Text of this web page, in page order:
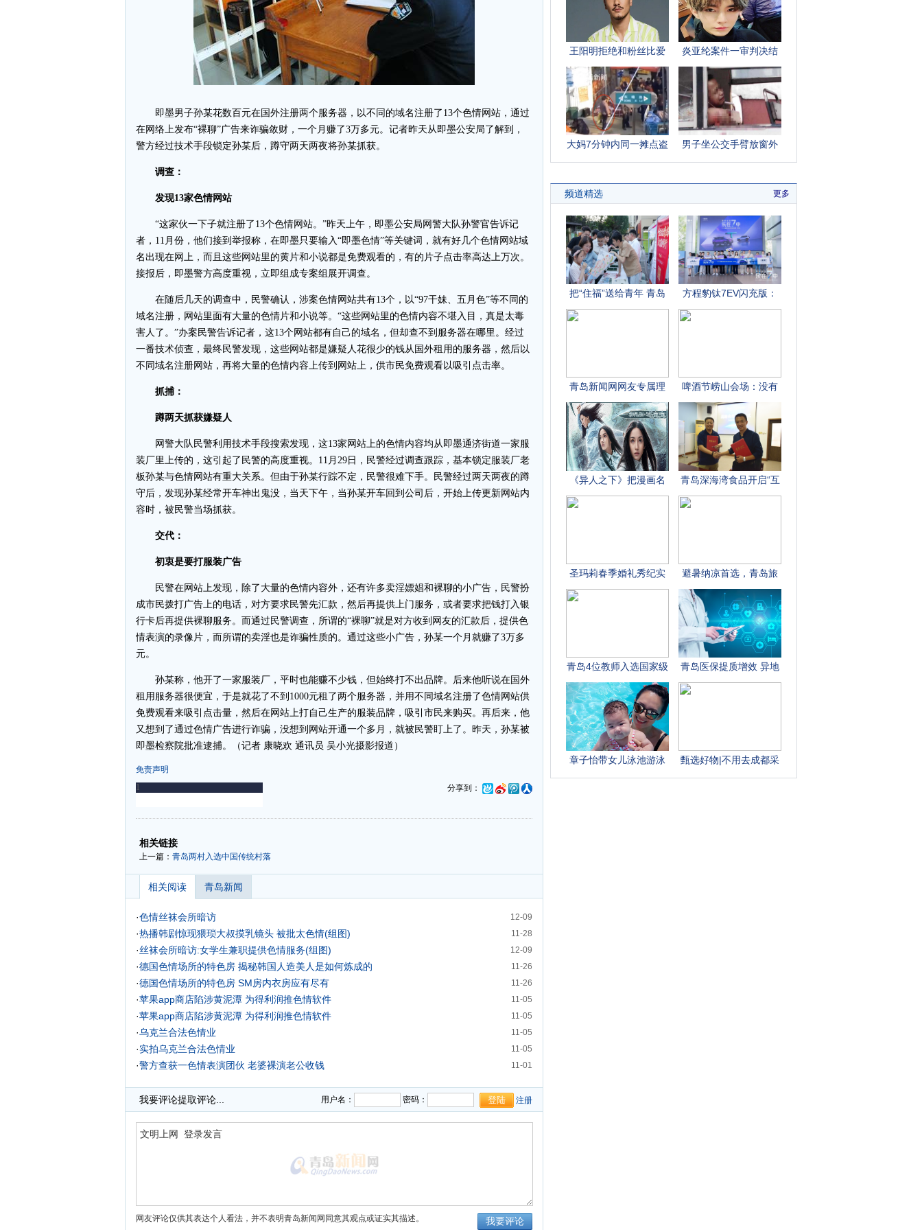
即墨男子孙某花数百元在国外注册两个服务器，以不同的域名注册了13个色情网站，通过
在网络上发布“裸聊”广告来诈骗敛财，一个月赚了3万多元。记者昨天从即墨公安局了解到，
警方经过技术手段锁定孙某后，蹲守两天两夜将孙某抓获。
调查：
发现13家色情网站
“这家伙一下子就注册了13个色情网站。”昨天上午，即墨公安局网警大队孙警官告诉记
者，11月份，他们接到举报称，在即墨只要输入“即墨色情”等关键词，就有好几个色情网站域
名出现在网上，而且这些网站里的黄片和小说都是免费观看的，有的片子点击率高达上万次。
接报后，即墨警方高度重视，立即组成专案组展开调查。
在随后几天的调查中，民警确认，涉案色情网站共有13个，以“97干妹、五月色”等不同的
域名注册，网站里面有大量的色情片和小说等。“这些网站里的色情内容不堪入目，真是太毒
害人了。”办案民警告诉记者，这13个网站都有自己的域名，但却查不到服务器在哪里。经过
一番技术侦查，最终民警发现，这些网站都是嫌疑人花很少的钱从国外租用的服务器，然后以
不同域名注册网站，再将大量的色情内容上传到网站上，供市民免费观看以吸引点击率。
抓捕：
蹲两天抓获嫌疑人
网警大队民警利用技术手段搜索发现，这13家网站上的色情内容均从即墨通济街道一家服
装厂里上传的，这引起了民警的高度重视。11月29日，民警经过调查跟踪，基本锁定服装厂老
板孙某与色情网站有重大关系。但由于孙某行踪不定，民警很难下手。民警经过两天两夜的蹲
守后，发现孙某经常开车神出鬼没，当天下午，当孙某开车回到公司后，开始上传更新网站内
容时，被民警当场抓获。
交代：
初衷是要打服装广告
民警在网站上发现，除了大量的色情内容外，还有许多卖淫嫖娼和裸聊的小广告，民警扮
成市民拨打广告上的电话，对方要求民警先汇款，然后再提供上门服务，或者要求把钱打入银
行卡后再提供裸聊服务。而通过民警调查，所谓的“裸聊”就是对方收到网友的汇款后，提供色
情表演的录像片，而所谓的卖淫也是诈骗性质的。通过这些小广告，孙某一个月就赚了3万多
元。
孙某称，他开了一家服装厂，平时也能赚不少钱，但始终打不出品牌。后来他听说在国外
租用服务器很便宜，于是就花了不到1000元租了两个服务器，并用不同域名注册了色情网站供
免费观看来吸引点击量，然后在网站上打自己生产的服装品牌，吸引市民来购买。再后来，他
又想到了通过色情广告进行诈骗，没想到网站开通一个多月，就被民警盯上了。昨天，孙某被
即墨检察院批准逮捕。（记者 康晓欢 通讯员 吴小光摄影报道）
免责声明
分享到：
-
相关链接
上一篇： 青岛两村入选中国传统村落
相关阅读 青岛新闻
12-09
·色情丝袜会所暗访
11-28
·热播韩剧惊现猥琐大叔摸乳镜头 被批太色情(组图)
12-09
·丝袜会所暗访:女学生兼职提供色情服务(组图)
11-26
·德国色情场所的特色房 揭秘韩国人造美人是如何炼成的
11-26
·德国色情场所的特色房 SM房内衣房应有尽有
11-05
·苹果app商店陷涉黄泥潭 为得利润推色情软件
11-05
·苹果app商店陷涉黄泥潭 为得利润推色情软件
11-05
·乌克兰合法色情业
11-05
·实拍乌克兰合法色情业
11-01
·警方查获一色情表演团伙 老婆裸演老公收钱
我要评论提取评论... 用户名： 密码： 注册
网友评论仅供其表达个人看法，并不表明青岛新闻网同意其观点或证实其描述。